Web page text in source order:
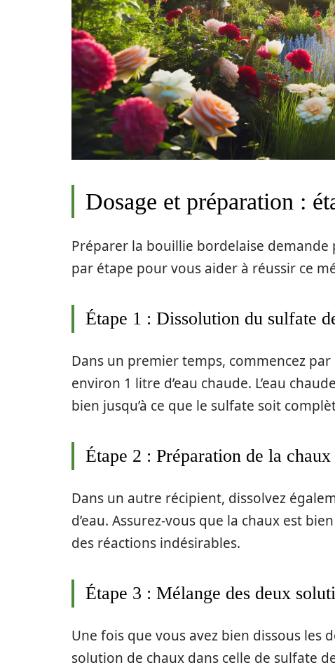
Dosage et préparation :
Préparer la bouillie bordelaise
par étape pour vous aider à réussir ce
Étape 1 : Dissolution du sulfate
Dans un premier temps, commencez
environ 1 litre d’eau chaude. L’eau
bien jusqu’à ce que le sulfate soit
Étape 2 : Préparation de la chaux
Dans un autre récipient, dissolvez
d’eau. Assurez-vous que la chaux est
des réactions indésirables.
Étape 3 : Mélange des deux
Une fois que vous avez bien dissous les
solution de chaux dans celle de sulfate